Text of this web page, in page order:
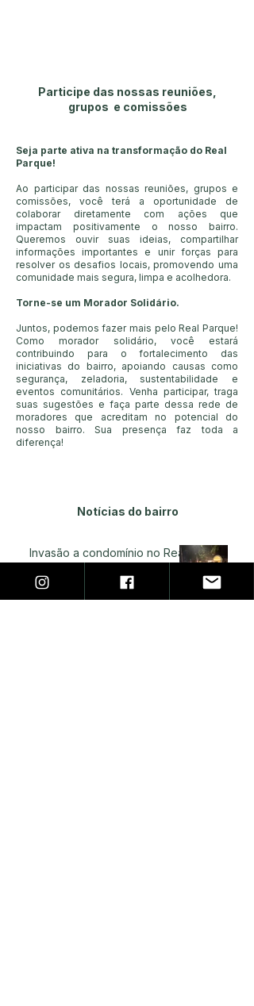
Participe das nossas reuniões,
grupos e comissões
Seja parte ativa na transformação do Real
Parque!
Ao participar das nossas reuniões, grupos e
comissões, você terá a oportunidade de
colaborar diretamente com ações que
impactam positivamente o nosso bairro.
Queremos ouvir suas ideias, compartilhar
informações importantes e unir forças para
resolver os desafios locais, promovendo uma
comunidade mais segura, limpa e acolhedora.
Torne-se um Morador Solidário.
Juntos, podemos fazer mais pelo Real Parque!
Como morador solidário, você estará
contribuindo para o fortalecimento das
iniciativas do bairro, apoiando causas como
segurança, zeladoria, sustentabilidade e
eventos comunitários. Venha participar, traga
suas sugestões e faça parte dessa rede de
moradores que acreditam no potencial do
nosso bairro. Sua presença faz toda a
diferença!
Notícias do bairro
Invasão a condomínio no Real
do acionamento imediato da
Polícia Militar